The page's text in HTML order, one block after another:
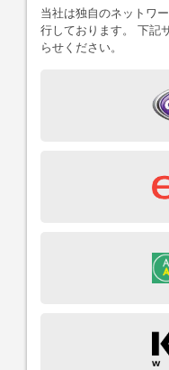
当社は独自のネットワ
行しております。 下記
らせください。